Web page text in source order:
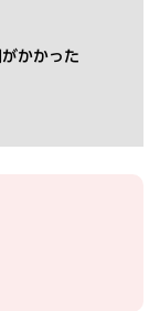
がかかった